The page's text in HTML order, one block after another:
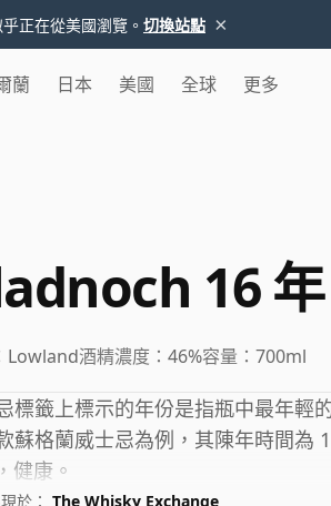
正在從美國瀏覽。 切換站點 ×
蘭 日本 美國 全球 更多
16 年
Lowland酒精濃度： 46%容量： 700ml
標籤上標示的年份是指瓶中最年輕
蘇格蘭威士忌為例，其陳年時間為
健康。
於： The Whisky Exchange